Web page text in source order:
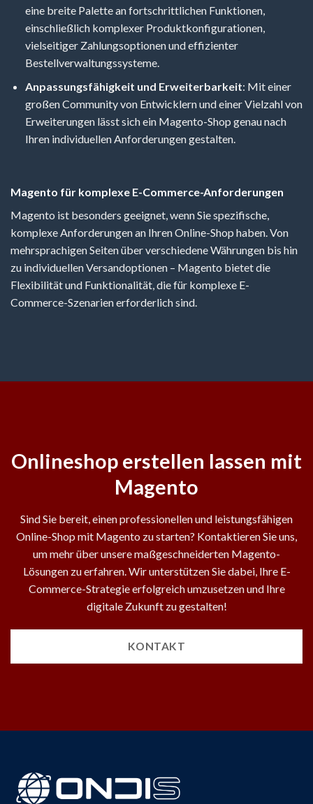
eine breite Palette an fortschrittlichen Funktionen,
einschließlich komplexer Produktkonfigurationen,
vielseitiger Zahlungsoptionen und effizienter
Bestellverwaltungssysteme.
Anpassungsfähigkeit und Erweiterbarkeit: Mit einer
großen Community von Entwicklern und einer Vielzahl von
Erweiterungen lässt sich ein Magento-Shop genau nach
Ihren individuellen Anforderungen gestalten.
Magento für komplexe E-Commerce-Anforderungen
Magento ist besonders geeignet, wenn Sie spezifische,
komplexe Anforderungen an Ihren Online-Shop haben. Von
mehrsprachigen Seiten über verschiedene Währungen bis hin
zu individuellen Versandoptionen – Magento bietet die
Flexibilität und Funktionalität, die für komplexe E-
Commerce-Szenarien erforderlich sind.
Onlineshop erstellen lassen mit
Magento
Sind Sie bereit, einen professionellen und leistungsfähigen
Online-Shop mit Magento zu starten? Kontaktieren Sie uns,
um mehr über unsere maßgeschneiderten Magento-
Lösungen zu erfahren. Wir unterstützen Sie dabei, Ihre E-
Commerce-Strategie erfolgreich umzusetzen und Ihre
digitale Zukunft zu gestalten!
KONTAKT